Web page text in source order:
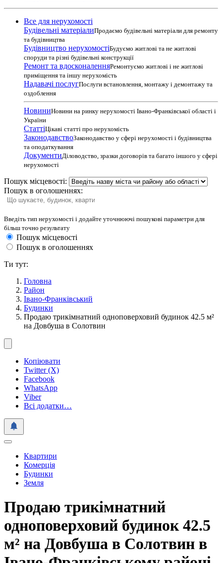
Все для нерухомості
Будівельні матеріалиПродаємо будівельні матеріали для ремонту
та будівництва
Будівництво нерухомостіБудуємо житлові та не житлові
споруди та різні будівельні конструкції
Ремонт та вдосконаленняРемонтуємо житлові і не житлові
приміщення та іншу нерухомість
Надавачі послугПослуги встановлення, монтажу і демонтажу та
оздоблення
НовиниНовини на ринку нерухомості Івано-Франківської області і
України
СтаттіЦікаві статті про нерухомість
ЗаконодавствоЗаконодавство у сфері нерухомості і будівництва
та оподаткування
ДокументиДіловодство, зразки договорів та багато іншого у сфері
нерухомості
Пошук місцевості:
Пошук в оголошеннях:
Введіть тип нерухомості і додайте уточнюючі пошукові параметри для
більш точно результату
Пошук місцевості
Пошук в оголошеннях
Ти тут:
Головна
Район
Івано-Франківський
Будинки
Продаю трикімнатний одноповерховий будинок 42.5 м²
на Довбуша в Солотвин
Копіювати
Twitter (X)
Facebook
WhatsApp
Viber
Всі додатки…
Квартири
Комерція
Будинки
Земля
Продаю трикімнатний
одноповерховий будинок 42.5
м² на Довбуша в Солотвин в